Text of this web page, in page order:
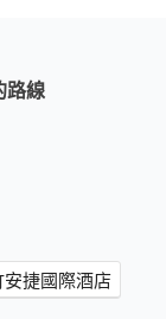
路線
捷國際酒店